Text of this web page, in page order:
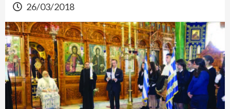
26/03/2018